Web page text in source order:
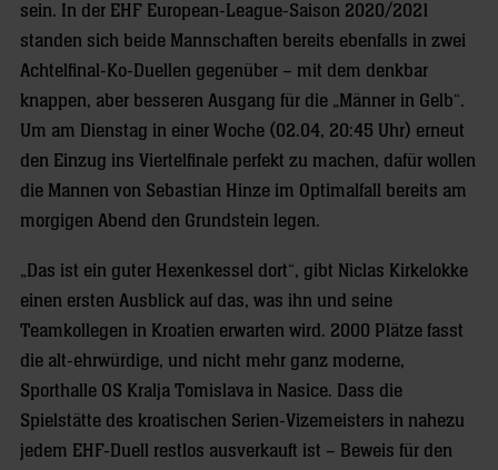
sein. In der EHF European-League-Saison 2020/2021
standen sich beide Mannschaften bereits ebenfalls in zwei
Achtelfinal-Ko-Duellen gegenüber – mit dem denkbar
knappen, aber besseren Ausgang für die „Männer in Gelb“.
Um am Dienstag in einer Woche (02.04, 20:45 Uhr) erneut
den Einzug ins Viertelfinale perfekt zu machen, dafür wollen
die Mannen von Sebastian Hinze im Optimalfall bereits am
morgigen Abend den Grundstein legen.
„Das ist ein guter Hexenkessel dort“, gibt Niclas Kirkelokke
einen ersten Ausblick auf das, was ihn und seine
Teamkollegen in Kroatien erwarten wird. 2000 Plätze fasst
die alt-ehrwürdige, und nicht mehr ganz moderne,
Sporthalle OS Kralja Tomislava in Nasice. Dass die
Spielstätte des kroatischen Serien-Vizemeisters in nahezu
jedem EHF-Duell restlos ausverkauft ist – Beweis für den